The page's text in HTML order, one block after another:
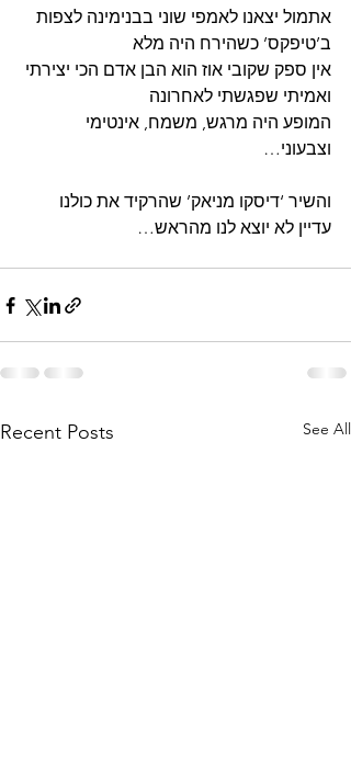
אתמול יצאנו לאמפי שוני בבנימינה לצפות
ב’טיפקס’ כשהירח היה מלא
אין ספק שקובי אוז הוא הבן אדם הכי יצירתי
ואמיתי שפגשתי לאחרונה
המופע היה מרגש, משמח, אינטימי
וצבעוני…
והשיר ‘דיסקו מניאק’ שהרקיד את כולנו
עדיין לא יוצא לנו מהראש…
Recent Posts See All